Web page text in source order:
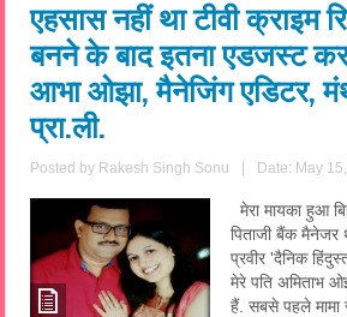
एहसास नहीं था टीवी क्राइम
बनने के बाद इतना एडजस्ट
आभा ओझा, मैनेजिंग एडिटर,
प्रा.ली.
Posted by Rakesh Singh Sonu Date: May
मेरा मायका हुआ
पिताजी बैंक मैनेजर
प्रवीर 'दैनिक
मेरे पति अमिताभ
हैं. सबसे पहले मामा